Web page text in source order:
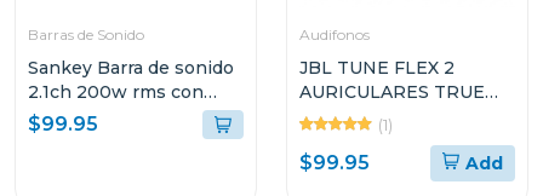
Barras de Sonido
Sankey Barra de sonido
2.1ch 200w rms con
sonido envolvente 3d
hmt200
$99.95
Audifonos
JBL TUNE FLEX 2
AURICULARES TRUE
WIRELESS CON
CANCELACIÓN DE
RUIDO
(1)
$99.95 Add